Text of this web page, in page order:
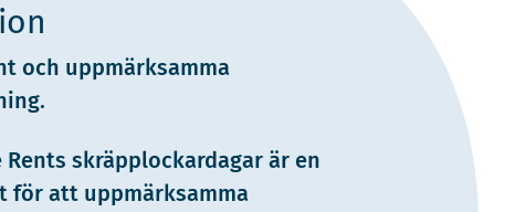
och uppmärksamma
Rents skräpplockardagar är en
för att uppmärksamma